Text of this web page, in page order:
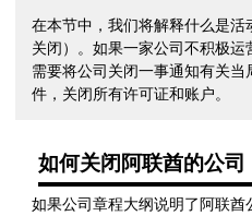
在本节中，我们将解释什么是
关闭）。如果一家公司不积极
需要将公司关闭一事通知有关
件，关闭所有许可证和账户。
如何关闭阿联酋的公
如果公司章程大纲说明了阿联